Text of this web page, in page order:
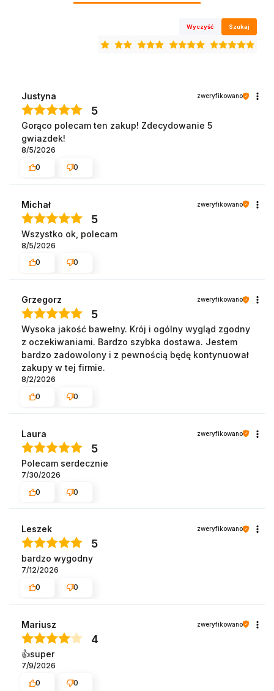
Wyczyść Szukaj
Justyna zweryfikowano
5
Gorąco polecam ten zakup! Zdecydowanie 5
gwiazdek!
8/5/2026
0
0
Michał zweryfikowano
5
Wszystko ok, polecam
8/5/2026
0
0
Grzegorz zweryfikowano
5
Wysoka jakość bawełny. Krój i ogólny wygląd zgodny
z oczekiwaniami. Bardzo szybka dostawa. Jestem
bardzo zadowolony i z pewnością będę kontynuował
zakupy w tej firmie.
8/2/2026
0
0
Laura zweryfikowano
5
Polecam serdecznie
7/30/2026
0
0
Leszek zweryfikowano
5
bardzo wygodny
7/12/2026
0
0
Mariusz zweryfikowano
4
👍️super
7/9/2026
0
0